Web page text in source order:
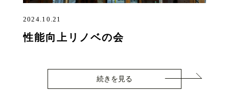
2024.10.21
性能向上リノベの会
続きを見る